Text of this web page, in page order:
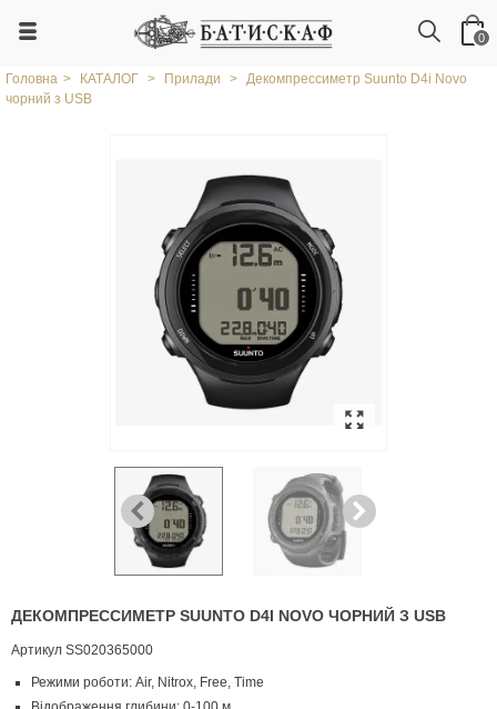
0
Головна > КАТАЛОГ > Прилади > Декомпрессиметр Suunto D4i Novo
чорний з USB
ДЕКОМПРЕССИМЕТР SUUNTO D4I NOVO ЧОРНИЙ З USB
Артикул SS020365000
Режими роботи: Air, Nitrox, Free, Time